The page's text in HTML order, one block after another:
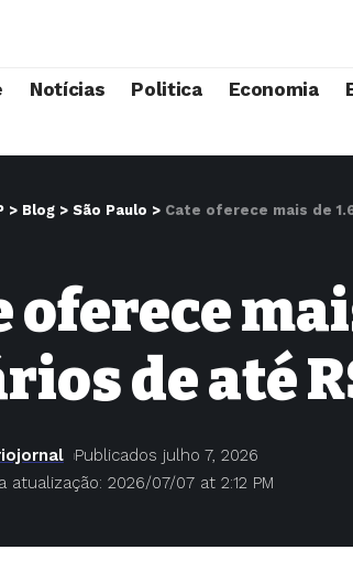
Notícias Politica Economia
> Blog > São Paulo > Cate oferece mais de
oferece
de até
atualização: 2026/07/07 at 2:12 PM
Publicados julho 7, 2026